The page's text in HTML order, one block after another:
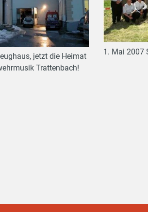
jetzt die Heimat
Trattenbach!
1. Mai 2007